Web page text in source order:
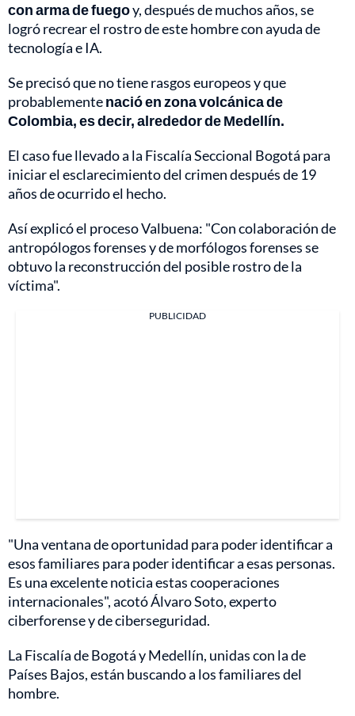
con arma de fuegoy, después de muchos años, se
logró recrear el rostro de este hombre con ayuda de
tecnología e IA.
Se precisó que no tiene rasgos europeos y que
probablementenació en zona volcánica de
Colombia, es decir, alrededor de Medellín.
El caso fue llevado a la Fiscalía Seccional Bogotá para
iniciar el esclarecimiento del crimen después de 19
años de ocurrido el hecho.
Así explicó el proceso Valbuena: "Con colaboración de
antropólogos forenses y de morfólogos forenses se
obtuvo la reconstrucción del posible rostro de la
víctima".
PUBLICIDAD
"Una ventana de oportunidad para poder identificar a
esos familiares para poder identificar a esas personas.
Es una excelente noticia estas cooperaciones
internacionales", acotó Álvaro Soto, experto
ciberforense y de ciberseguridad.
La Fiscalía de Bogotá y Medellín, unidas con la de
Países Bajos, están buscando a los familiares del
hombre.